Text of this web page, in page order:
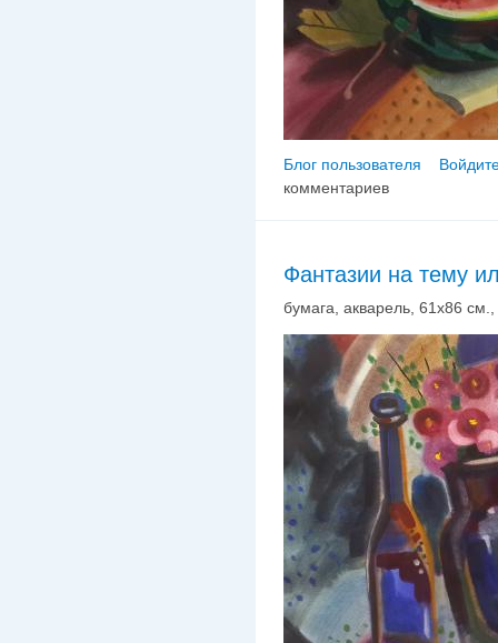
Блог пользователя
комментариев
Фантазии на тему
бумага, акварель, 61х86 см.,